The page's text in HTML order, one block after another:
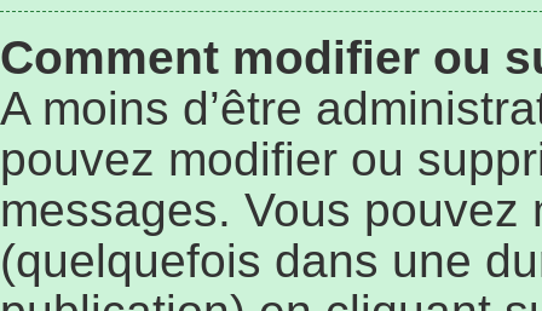
Comment modifier ou
A moins d’être
pouvez modifier ou
messages. Vous pouvez
(quelquefois dans une